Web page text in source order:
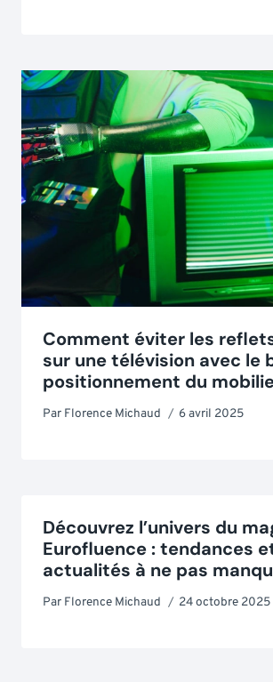
Comment éviter les
sur une télévision avec le
positionnement du
Par Florence Michaud 6 avril 2025
Découvrez l’univers du
Eurofluence : tendances
actualités à ne pas
Par Florence Michaud 24 octobre 2025